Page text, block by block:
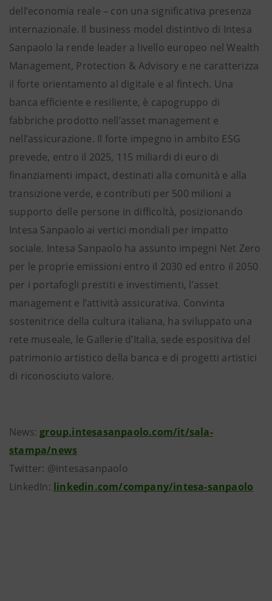
dell’economia reale – con una significativa presenza
internazionale. Il business model distintivo di Intesa
Sanpaolo la rende leader a livello europeo nel Wealth
Management, Protection & Advisory e ne caratterizza
il forte orientamento al digitale e al fintech. Una
banca efficiente e resiliente, è capogruppo di
fabbriche prodotto nell’asset management e
nell’assicurazione. Il forte impegno in ambito ESG
prevede, entro il 2025, 115 miliardi di euro di
finanziamenti impact, destinati alla comunità e alla
transizione verde, e contributi per 500 milioni a
supporto delle persone in difficoltà, posizionando
Intesa Sanpaolo ai vertici mondiali per impatto
sociale. Intesa Sanpaolo ha assunto impegni Net Zero
per le proprie emissioni entro il 2030 ed entro il 2050
per i portafogli prestiti e investimenti, l’asset
management e l’attività assicurativa. Convinta
sostenitrice della cultura italiana, ha sviluppato una
rete museale, le Gallerie d’Italia, sede espositiva del
patrimonio artistico della banca e di progetti artistici
di riconosciuto valore.
News: group.intesasanpaolo.com/it/sala-
stampa/news
Twitter: @intesasanpaolo
LinkedIn: linkedin.com/company/intesa-sanpaolo